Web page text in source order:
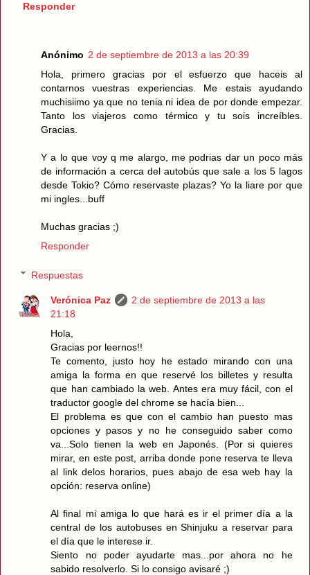
Responder
Anónimo 2 de septiembre de 2013 a las 20:39
Hola, primero gracias por el esfuerzo que haceis al
contarnos vuestras experiencias. Me estais ayudando
muchisiimo ya que no tenia ni idea de por donde empezar.
Tanto los viajeros como térmico y tu sois increíbles.
Gracias.
Y a lo que voy q me alargo, me podrias dar un poco más
de información a cerca del autobús que sale a los 5 lagos
desde Tokio? Cómo reservaste plazas? Yo la liare por que
mi ingles...buff
Muchas gracias ;)
Responder
Respuestas
Verónica Paz
2 de septiembre de 2013 a las
21:18
Hola,
Gracias por leernos!!
Te comento, justo hoy he estado mirando con una
amiga la forma en que reservé los billetes y resulta
que han cambiado la web. Antes era muy fácil, con el
traductor google del chrome se hacía bien...
El problema es que con el cambio han puesto mas
opciones y pasos y no he conseguido saber como
va...Solo tienen la web en Japonés. (Por si quieres
mirar, en este post, arriba donde pone reserva te lleva
al link delos horarios, pues abajo de esa web hay la
opción: reserva online)
Al final mi amiga lo que hará es ir el primer día a la
central de los autobuses en Shinjuku a reservar para
el día que le interese ir.
Siento no poder ayudarte mas...por ahora no he
sabido resolverlo. Si lo consigo avisaré ;)